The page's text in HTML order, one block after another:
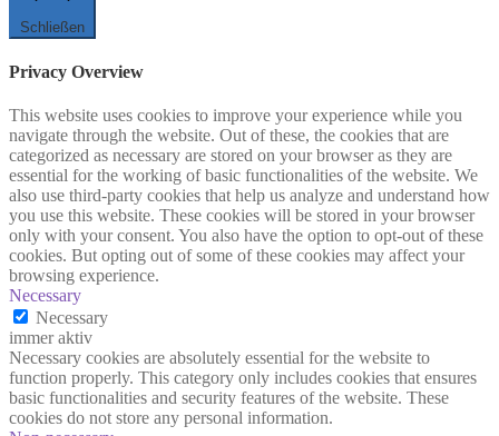
Schließen
Privacy Overview
This website uses cookies to improve your experience while you
navigate through the website. Out of these, the cookies that are
categorized as necessary are stored on your browser as they are
essential for the working of basic functionalities of the website. We
also use third-party cookies that help us analyze and understand how
you use this website. These cookies will be stored in your browser
only with your consent. You also have the option to opt-out of these
cookies. But opting out of some of these cookies may affect your
browsing experience.
Necessary
Necessary
immer aktiv
Necessary cookies are absolutely essential for the website to
function properly. This category only includes cookies that ensures
basic functionalities and security features of the website. These
cookies do not store any personal information.